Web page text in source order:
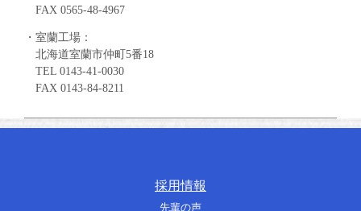
FAX 0565-48-4967
・室蘭工場：
北海道室蘭市仲町5番18
TEL 0143-41-0030
FAX 0143-84-8211
採用情報
先輩の声